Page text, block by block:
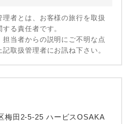
者とは、お客様の旅行を取扱
る責任者です。
担当者からの説明にご不明な点
取扱管理者にお訊ね下さい。
梅田2-5-25 ハービスOSAKA